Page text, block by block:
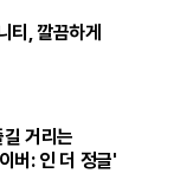
티, 깔끔하게
거리는
버: 인 더 정글'